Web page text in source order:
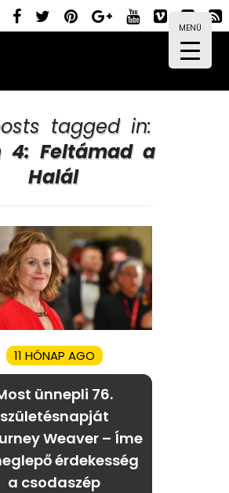
MENÜ
tagged in:
4: Feltámad a
Halál
11 HÓNAP AGO
ünnepli 76.
születésnapját
Weaver – Íme
érdekesség
a csodaszép